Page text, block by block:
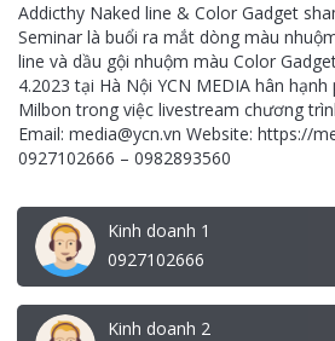
Addicthy Naked line & Color Gadget
Seminar là buổi ra mắt dòng màu
line và dầu gội nhuộm màu Color
4.2023 tại Hà Nội YCN MEDIA hân
Milbon trong việc livestream chương
Email: media@ycn.vn Website: https://
0927102666 – 0982893560
Kinh doanh 1
0927102666
Kinh doanh 2